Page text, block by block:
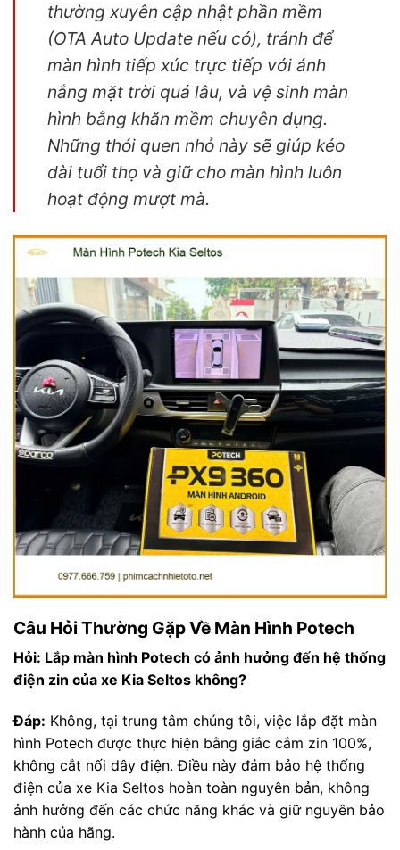
thường xuyên cập nhật phần mềm
(OTA Auto Update nếu có), tránh để
màn hình tiếp xúc trực tiếp với ánh
nắng mặt trời quá lâu, và vệ sinh màn
hình bằng khăn mềm chuyên dụng.
Những thói quen nhỏ này sẽ giúp kéo
dài tuổi thọ và giữ cho màn hình luôn
hoạt động mượt mà.
Câu Hỏi Thường Gặp Về Màn Hình Potech
Hỏi: Lắp màn hình Potech có ảnh hưởng đến hệ thống
điện zin của xe Kia Seltos không?
Đáp: Không, tại trung tâm chúng tôi, việc lắp đặt màn
hình Potech được thực hiện bằng giắc cắm zin 100%,
không cắt nối dây điện. Điều này đảm bảo hệ thống
điện của xe Kia Seltos hoàn toàn nguyên bản, không
ảnh hưởng đến các chức năng khác và giữ nguyên bảo
hành của hãng.